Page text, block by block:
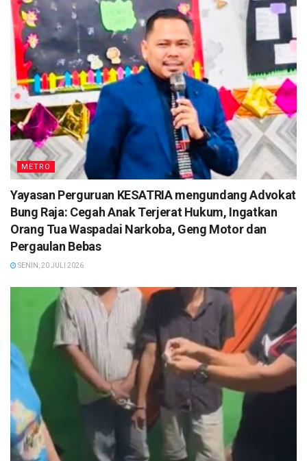
METRO
Yayasan Perguruan KESATRIA mengundang Advokat
Bung Raja: Cegah Anak Terjerat Hukum, Ingatkan
Orang Tua Waspadai Narkoba, Geng Motor dan
Pergaulan Bebas
SENIN, 20 JULI 2026